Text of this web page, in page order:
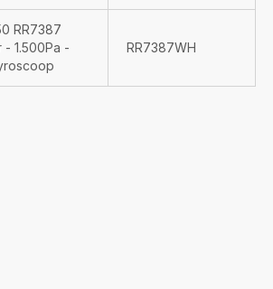
RR7387
1.500Pa -
RR7387WH